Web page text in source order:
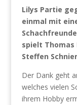
Lilys Partie
einmal mit
spielt Thomas
Steffen
Der Dank geht
welches vielen
ihrem Hobby